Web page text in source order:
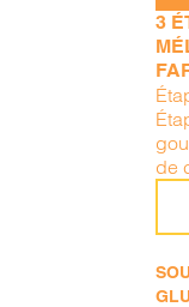
3
de